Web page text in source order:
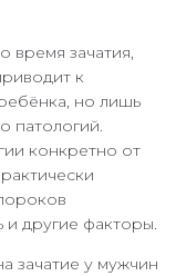
время зачатия,
к
но лишь
патологий.
конкретно от
и другие факторы.
зачатие у мужчин